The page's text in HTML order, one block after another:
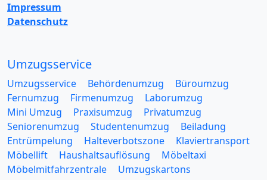
Impressum
Datenschutz
Umzugsservice
Umzugsservice Behördenumzug
Büroumzug
Fernumzug
Firmenumzug
Laborumzug
Mini Umzug
Praxisumzug
Privatumzug
Seniorenumzug
Studentenumzug
Beiladung
Entrümpelung
Halteverbotszone
Klaviertransport
Möbellift
Haushaltsauflösung
Möbeltaxi
Möbelmitfahrzentrale
Umzugskartons